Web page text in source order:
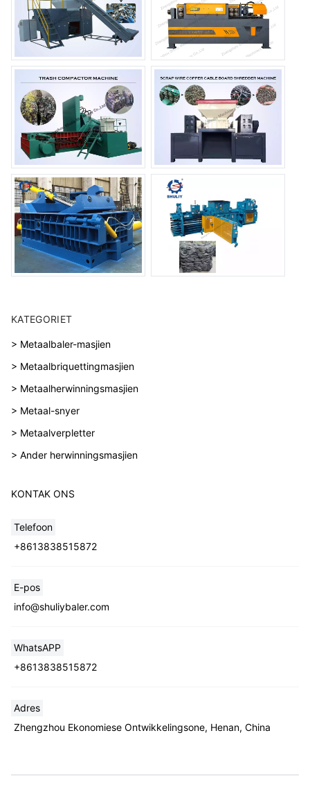
KATEGORIET
> Metaalbaler-masjien
> Metaalbriquettingmasjien
> Metaalherwinningsmasjien
> Metaal-snyer
> Metaalverpletter
> Ander herwinningsmasjien
KONTAK ONS
Telefoon
+8613838515872
E-pos
info@shuliybaler.com
WhatsAPP
+8613838515872
Adres
Zhengzhou Ekonomiese Ontwikkelingsone, Henan, China